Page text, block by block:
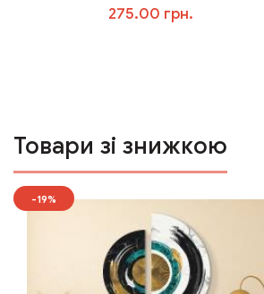
275.00 грн.
Товари зі знижкою
-19%